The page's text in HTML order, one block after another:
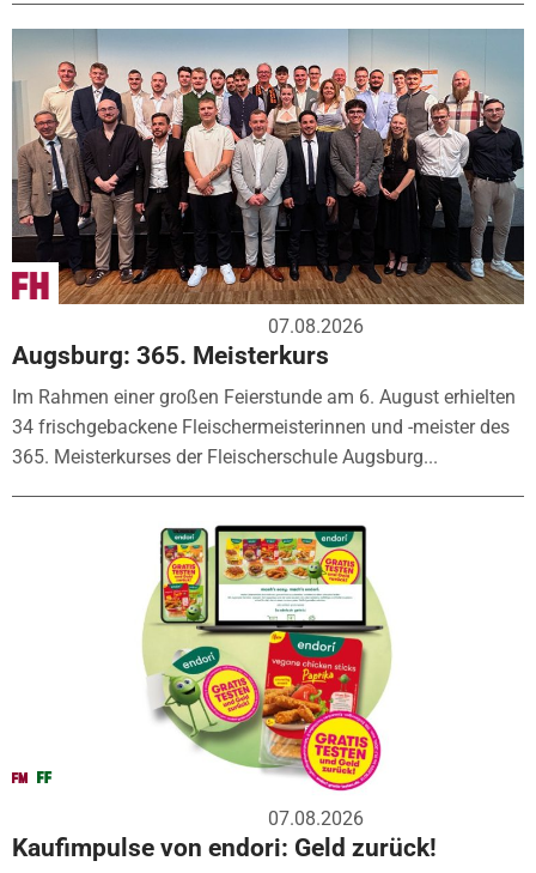
07.08.2026
Augsburg: 365. Meisterkurs
Im Rahmen einer großen Feierstunde am 6. August erhielten
34 frischgebackene Fleischermeisterinnen und -meister des
365. Meisterkurses der Fleischerschule Augsburg...
07.08.2026
Kaufimpulse von endori: Geld zurück!